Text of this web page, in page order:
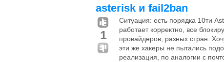
asterisk и fail2ban
1
Ситуация: есть порядка 10ти
работает корректно, все
провайдеров, разных стран.
эти же хакеры не пытались
реализация, по аналогии с